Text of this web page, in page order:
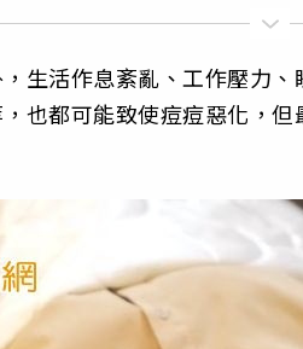
生活作息紊亂、工作壓力
也都可能致使痘痘惡化，